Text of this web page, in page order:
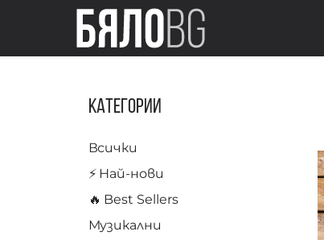
Категории
Всички
⚡️ Най-нови
🔥 Best Sellers
Музикални